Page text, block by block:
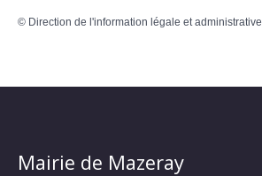
© Direction de l'information légale et administrative
Mairie de Mazeray